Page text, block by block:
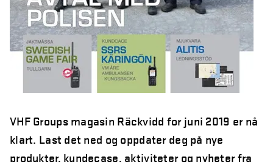
VHF Groups magasin Räckvidd for juni 2019 er nå
klart. Last det ned og oppdater deg på nye
produkter, kundecase, aktiviteter og nyheter fra